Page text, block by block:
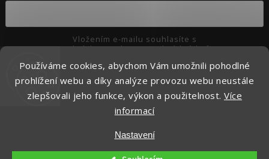
Používáme cookies, abychom Vám umožnili pohodlné
prohlížení webu a díky analýze provozu webu neustále
zlepšovali jeho funkce, výkon a použitelnost. Více
informací
Nastavení
podmínkami ochrany osobních údajů
Přihlásit se
Upravit nastavení cookies
Shoptet| Design